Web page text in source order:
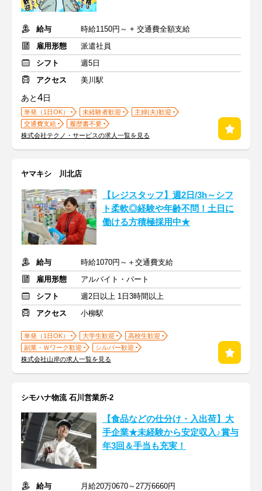
給与
時給1150円～ + 交通費全額支給
雇用形態
派遣社員
シフト
週5日
アクセス
美川駅
あと4日
単発（1日OK） 未経験者歓迎
主婦(夫)歓迎
交通費支給
履歴書不要
株式会社テクノ・サービスの求人一覧を見る
ヤマキシ 川北店
【レジスタッフ】週2日/3h～シフ
ト柔軟◎経験や年齢不問！土日に
働ける方積極採用中★
給与
時給1070円～＋交通費支給
雇用形態
アルバイト・パート
シフト
週2日以上 1日3時間以上
アクセス
小柳駅
単発（1日OK） 大学生歓迎
高校生歓迎
副業・Ｗワーク歓迎
シルバー歓迎
株式会社山岸の求人一覧を見る
シモハナ物流 石川営業所-2
【食品などの仕分け・入出荷】大
手企業★未経験から安定収入♪賞与
年3回＆手当も充実！
給与
月給20万0670～27万6660円